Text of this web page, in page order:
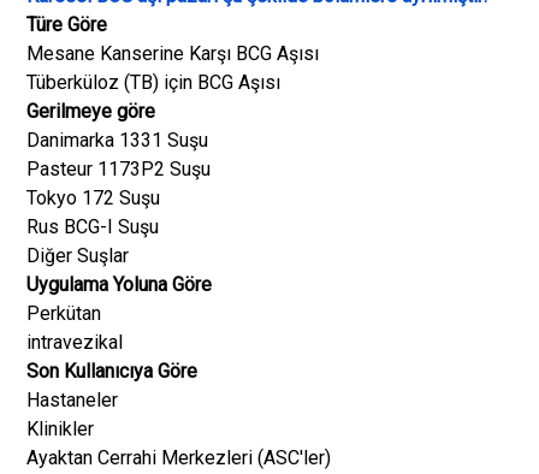
Türe Göre
Mesane Kanserine Karşı BCG Aşısı
Tüberküloz (TB) için BCG Aşısı
Gerilmeye göre
Danimarka 1331 Suşu
Pasteur 1173P2 Suşu
Tokyo 172 Suşu
Rus BCG-I Suşu
Diğer Suşlar
Uygulama Yoluna Göre
Perkütan
intravezikal
Son Kullanıcıya Göre
Hastaneler
Klinikler
Ayaktan Cerrahi Merkezleri (ASC'ler)